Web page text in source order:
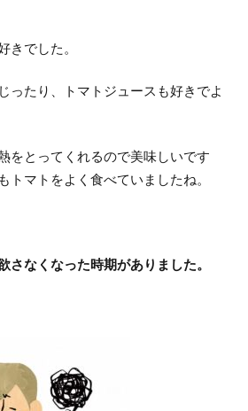
きでした。
ったり、トマトジュースも好きでよ
をとってくれるので美味しいです
トマトをよく食べていましたね。
さなくなった時期がありました。